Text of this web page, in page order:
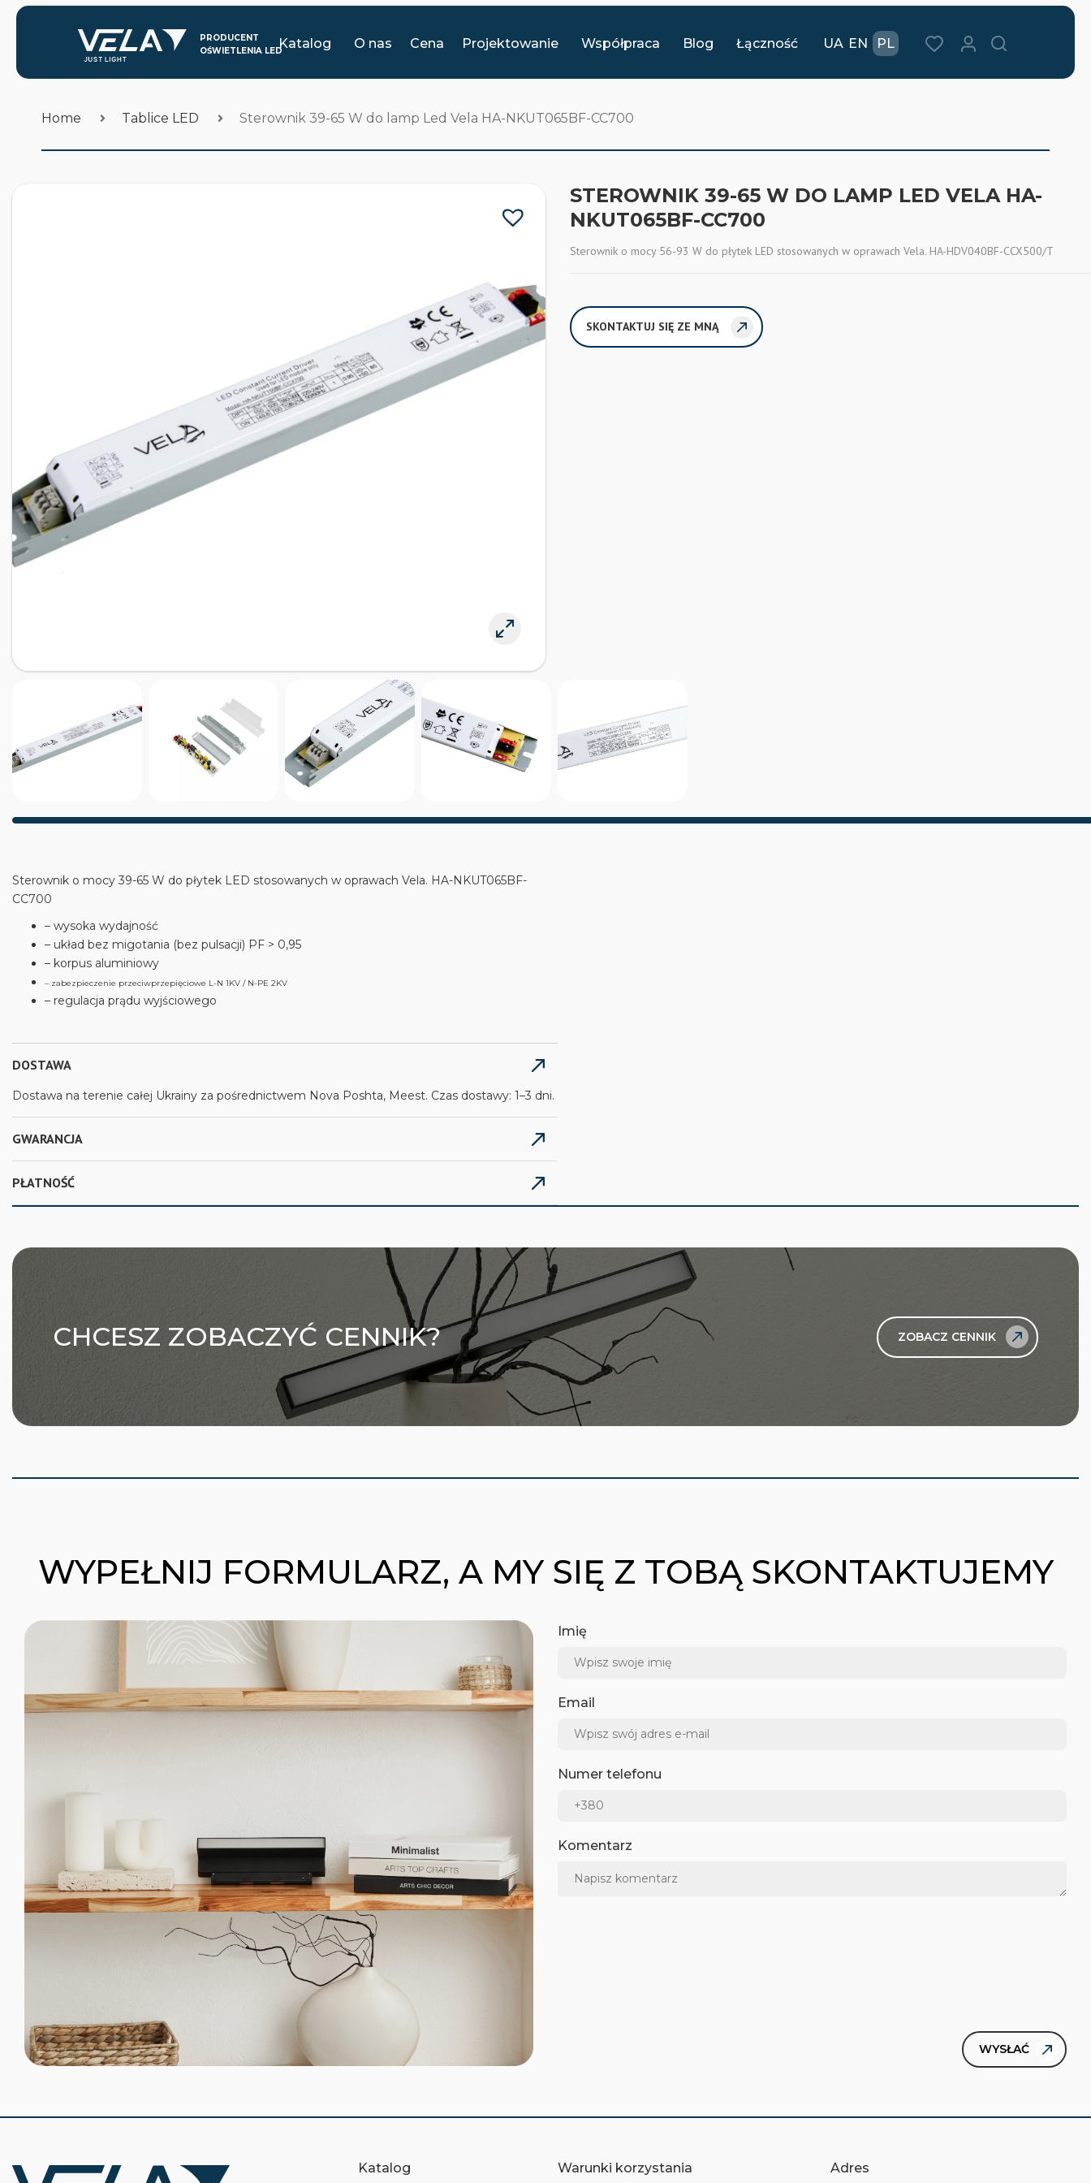
Katalog O nas Cena Projektowanie Współpraca Blog Łączność EN PL
UA
Home Tablice LED Sterownik 39-65 W do lamp Led Vela HA-NKUT065BF-CC700
STEROWNIK 39-65 W DO LAMP LED VELA HA-
NKUT065BF-CC700
Sterownik o mocy 56-93 W do płytek LED stosowanych w oprawach Vela. HA-HDV040BF-CCX500/T
SKONTAKTUJ SIĘ ZE MNĄ
Sterownik o mocy 39-65 W do płytek LED stosowanych w oprawach Vela. HA-NKUT065BF-
CC700
– wysoka wydajność
– układ bez migotania (bez pulsacji) PF > 0,95
– korpus aluminiowy
– zabezpieczenie przeciwprzepięciowe L-N 1KV / N-PE 2KV
– regulacja prądu wyjściowego
DOSTAWA
Dostawa na terenie całej Ukrainy za pośrednictwem Nova Poshta, Meest. Czas dostawy: 1–3 dni.
GWARANCJA
PŁATNOŚĆ
CHCESZ ZOBACZYĆ CENNIK? ZOBACZ CENNIK
WYPEŁNIJ FORMULARZ, A MY SIĘ Z TOBĄ SKONTAKTUJEMY
Imię
Email
Numer telefonu
Komentarz
Katalog Warunki korzystania Adres